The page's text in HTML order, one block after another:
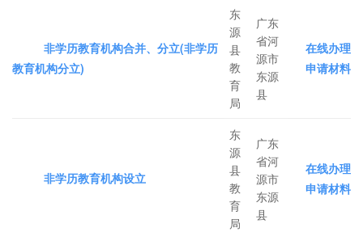
非学历教育机构合并、分立(非学历
教育机构分立)
东
源
县
教
育
局
广东
省河
源市
东源
县
在线办理
申请材料
非学历教育机构设立
东
源
县
教
育
局
广东
省河
源市
东源
县
在线办理
申请材料